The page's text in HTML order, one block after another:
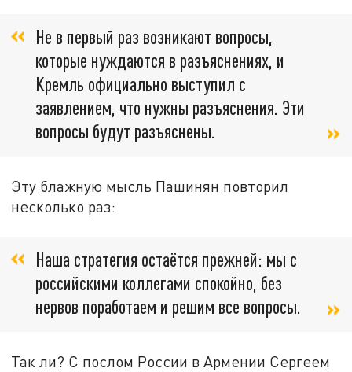
Не в первый раз возникают вопросы,
которые нуждаются в разъяснениях, и
Кремль официально выступил с
заявлением, что нужны разъяснения. Эти
вопросы будут разъяснены.
Эту блажную мысль Пашинян повторил
несколько раз:
Наша стратегия остаётся прежней: мы с
российскими коллегами спокойно, без
нервов поработаем и решим все вопросы.
Так ли? С послом России в Армении Сергеем